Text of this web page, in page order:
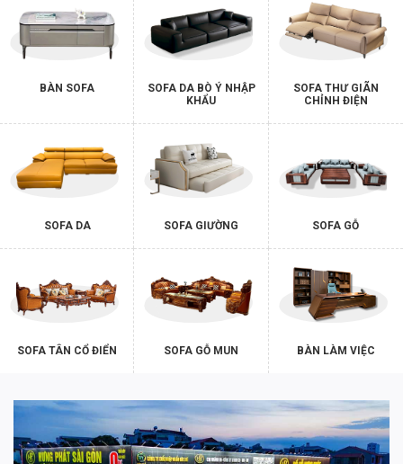
BÀN SOFA
SOFA DA BÒ Ý NHẬP
KHẨU
SOFA THƯ GIÃN
CHỈNH ĐIỆN
SOFA DA SOFA GIƯỜNG SOFA GỖ
SOFA TÂN CỔ ĐIỂN SOFA GỖ MUN BÀN LÀM VIỆC